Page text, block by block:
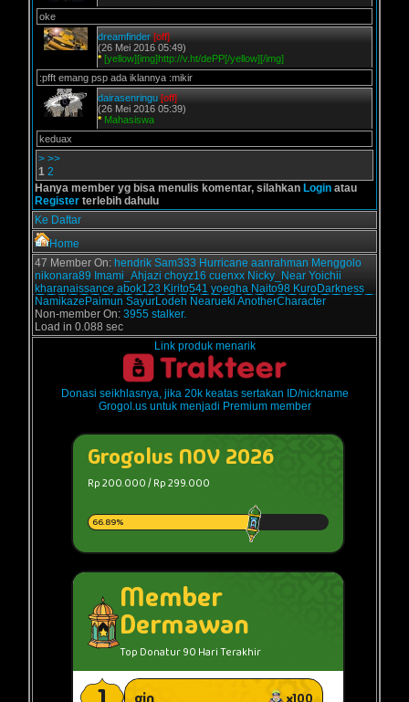
oke
dreamfinder [off]
(26 Mei 2016 05:49)
* [yellow][img]http://v.ht/dePP[/yellow][/img]
:pfft emang psp ada iklannya :mikir
dairasenringu [off]
(26 Mei 2016 05:39)
* Mahasiswa
keduax
> >>
1 2
Hanya member yg bisa menulis komentar, silahkan Login atau
Register terlebih dahulu
Ke Daftar
Home
47 Member On: hendrik Sam333 Hurricane aanrahman Menggolo
nikonara89 Imami_Ahjazi choyz16 cuenxx Nicky_Near Yoichii
kharanaissance abok123 Kirito541 yoegha Naito98 KuroDarkness
NamikazePaimun SayurLodeh Nearueki AnotherCharacter
Non-member On: 3955 stalker.
Load in 0.088 sec
Link produk menarik
Donasi seikhlasnya, jika 20k keatas sertakan ID/nickname
Grogol.us untuk menjadi Premium member